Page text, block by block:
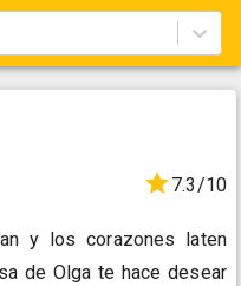
7.3/10
y los corazones laten
de Olga te hace desear